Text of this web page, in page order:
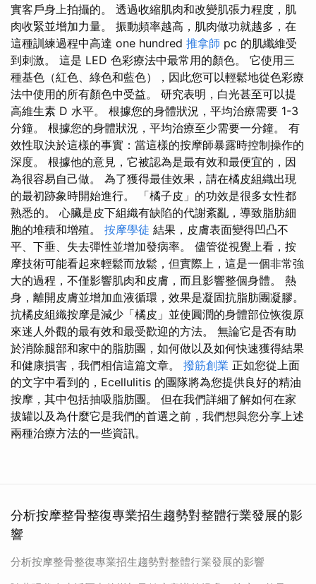
實客戶身上拍攝的。 透過收縮肌肉和改變肌張力程度，肌
肉收緊並增加力量。 振動頻率越高，肌肉做功就越多，在
這種訓練過程中高達 one hundred 推拿師 pc 的肌纖維受
到刺激。 這是 LED 色彩療法中最常用的顏色。 它使用三
種基色（紅色、綠色和藍色），因此您可以輕鬆地從色彩療
法中使用的所有顏色中受益。 研究表明，白光甚至可以提
高維生素 D 水平。 根據您的身體狀況，平均治療需要 1-3
分鐘。 根據您的身體狀況，平均治療至少需要一分鐘。 有
效性取決於這樣的事實：當這樣的按摩師暴露時控制操作的
深度。 根據他的意見，它被認為是最有效和最便宜的，因
為很容易自己做。 為了獲得最佳效果，請在橘皮組織出現
的最初跡象時開始進行。 「橘子皮」的功效是很多女性都
熟悉的。 心臟是皮下組織有缺陷的代謝紊亂，導致脂肪細
胞的堆積和增殖。 按摩學徒 結果，皮膚表面變得凹凸不
平、下垂、失去彈性並增加發病率。 儘管從視覺上看，按
摩技術可能看起來輕鬆而放鬆，但實際上，這是一個非常強
大的過程，不僅影響肌肉和皮膚，而且影響整個身體。 熱
身，離開皮膚並增加血液循環，效果是凝固抗脂肪團凝膠。
抗橘皮組織按摩是減少「橘皮」並使圓潤的身體部位恢復原
來迷人外觀的最有效和最受歡迎的方法。 無論它是否有助
於消除腿部和家中的脂肪團，如何做以及如何快速獲得結果
和健康損害，我們相信這篇文章。 撥筋創業 正如您從上面
的文字中看到的，Ecellulitis 的團隊將為您提供良好的精油
按摩，其中包括抽吸脂肪團。 但在我們詳細了解如何在家
拔罐以及為什麼它是我們的首選之前，我們想與您分享上述
兩種治療方法的一些資訊。
分析按摩整骨整復專業招生趨勢對整體行業發展的影
響
分析按摩整骨整復專業招生趨勢對整體行業發展的影響